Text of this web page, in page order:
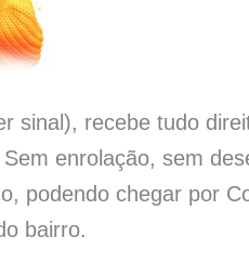
sinal), recebe tudo
enrolação, sem
podendo chegar por
bairro.